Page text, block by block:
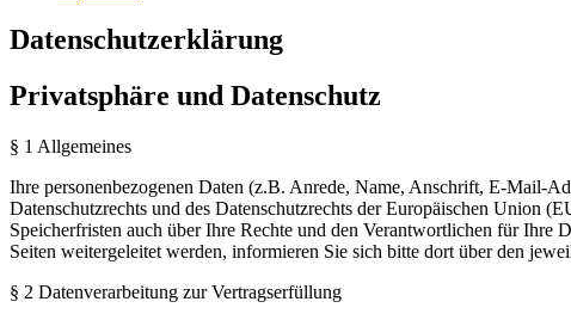
Datenschutzerklärung
Privatsphäre und Datenschutz
§ 1 Allgemeines
Ihre personenbezogenen Daten (z.B. Anrede, Name, Anschrift, E-Mail-
Datenschutzrechts und des Datenschutzrechts der Europäischen Union
Speicherfristen auch über Ihre Rechte und den Verantwortlichen für Ihre
Seiten weitergeleitet werden, informieren Sie sich bitte dort über den
§ 2 Datenverarbeitung zur Vertragserfüllung